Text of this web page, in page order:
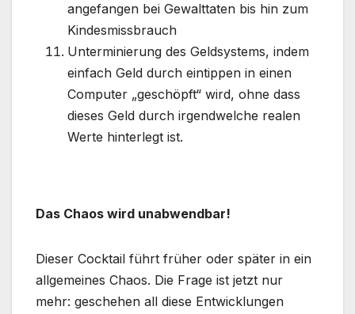
angefangen bei Gewalttaten bis hin zum
Kindesmissbrauch
Unterminierung des Geldsystems, indem
einfach Geld durch eintippen in einen
Computer „geschöpft“ wird, ohne dass
dieses Geld durch irgendwelche realen
Werte hinterlegt ist.
Das Chaos wird unabwendbar!
Dieser Cocktail führt früher oder später in ein
allgemeines Chaos. Die Frage ist jetzt nur
mehr: geschehen all diese Entwicklungen